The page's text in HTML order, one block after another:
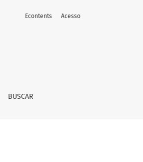
BUSCAR
Econtents Acesso